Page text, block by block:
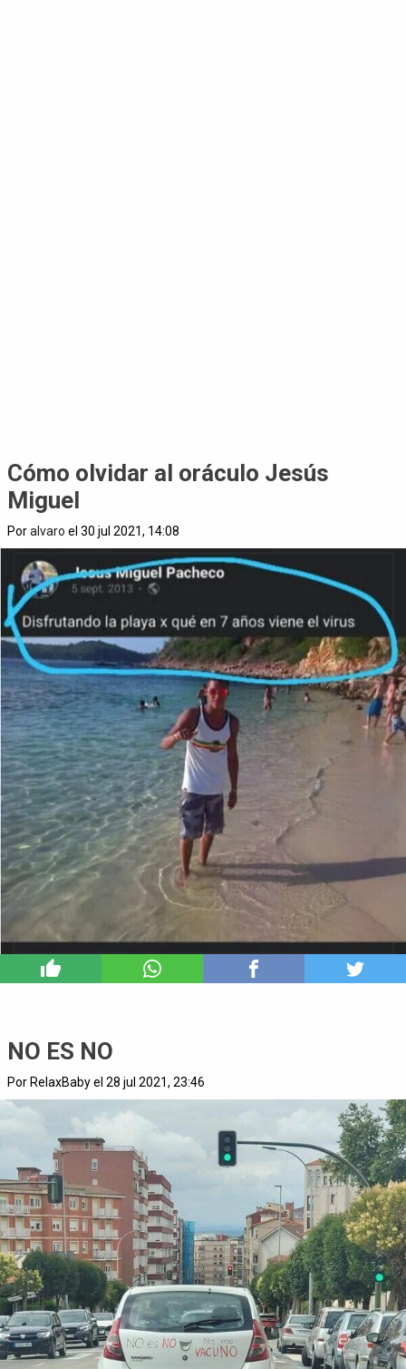
Cómo olvidar al oráculo Jesús
Miguel
Poralvaro el 30 jul 2021, 14:08
NO ES NO
Por RelaxBaby el 28 jul 2021, 23:46